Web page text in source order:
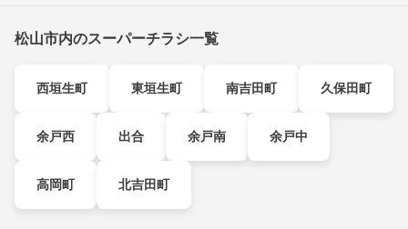
松山市内のスーパーチラシ一覧
西垣生町 東垣生町 南吉田町 久保田町
余戸西 出合 余戸南 余戸中
高岡町 北吉田町